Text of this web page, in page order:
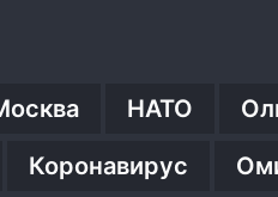
НАТО
Коронавирус